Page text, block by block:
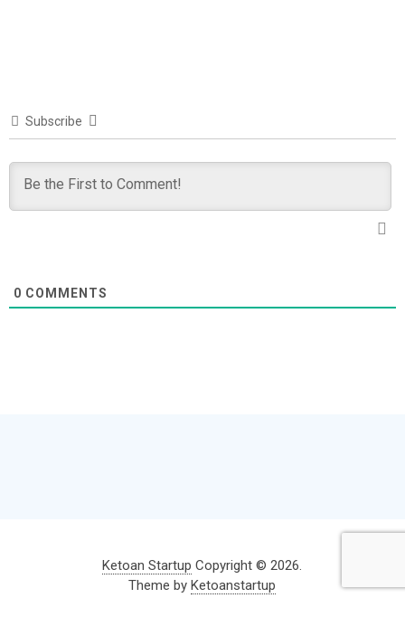
Subscribe
0 COMMENTS
Ketoan Startup Copyright © 2026.
Theme byKetoanstartup